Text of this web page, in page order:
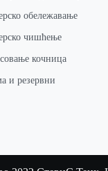
обележавање
чишћење
кочница
и резервни